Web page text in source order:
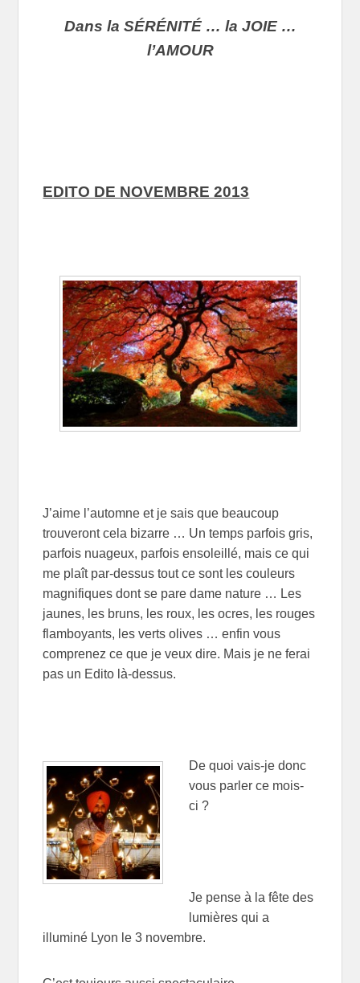
Dans la SÉRÉNITÉ … la JOIE …
l’AMOUR
EDITO DE NOVEMBRE 2013
J’aime l’automne et je sais que beaucoup
trouveront cela bizarre … Un temps parfois gris,
parfois nuageux, parfois ensoleillé, mais ce qui
me plaît par-dessus tout ce sont les couleurs
magnifiques dont se pare dame nature … Les
jaunes, les bruns, les roux, les ocres, les rouges
flamboyants, les verts olives … enfin vous
comprenez ce que je veux dire. Mais je ne ferai
pas un Edito là-dessus.
De quoi vais-je donc
vous parler ce mois-
ci ?
Je pense à la fête des
lumières qui a
illuminé Lyon le 3 novembre.